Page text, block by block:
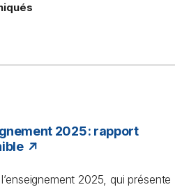
2025 : rapport
2025, qui présente